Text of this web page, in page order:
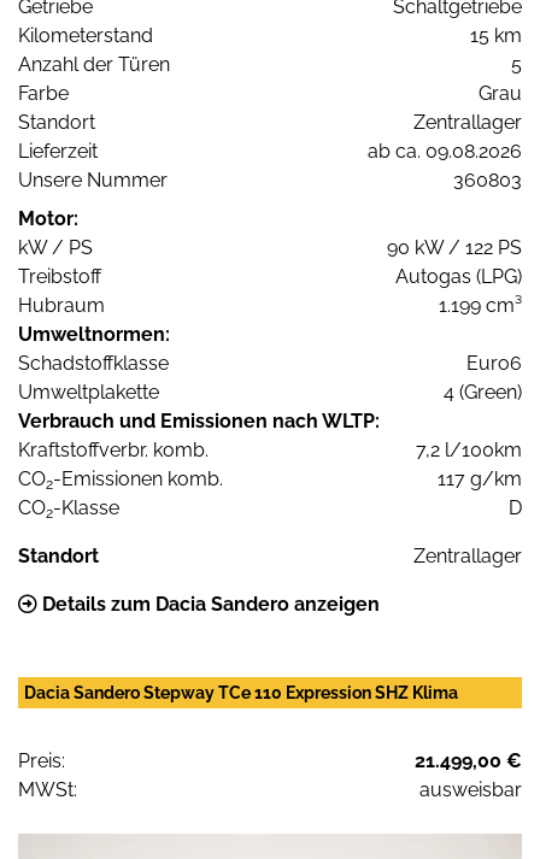
Getriebe
Schaltgetriebe
Kilometerstand
15 km
Anzahl der Türen
5
Farbe
Grau
Standort
Zentrallager
Lieferzeit
ab ca. 09.08.2026
Unsere Nummer
360803
Motor:
kW / PS
90 kW / 122 PS
Treibstoff
Autogas (LPG)
Hubraum
1.199 cm³
Umweltnormen:
Schadstoffklasse
Euro6
Umweltplakette
4 (Green)
Verbrauch und Emissionen nach WLTP:
Kraftstoffverbr. komb.
7,2 l/100km
CO2-Emissionen komb.
117 g/km
CO2-Klasse D
Standort Zentrallager
Details zum Dacia Sandero anzeigen
Dacia Sandero Stepway TCe 110 Expression SHZ Klima
Preis:
21.499,00 €
MWSt:
ausweisbar